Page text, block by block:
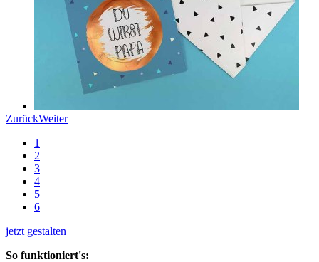
ZurückWeiter
1
2
3
4
5
6
jetzt gestalten
So funktioniert's: